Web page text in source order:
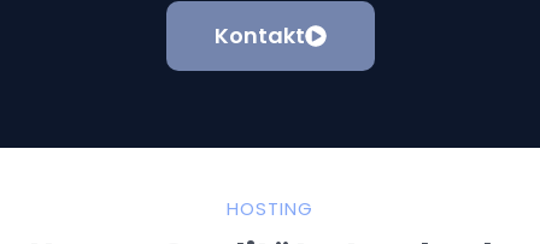
Kontakt
HOSTING